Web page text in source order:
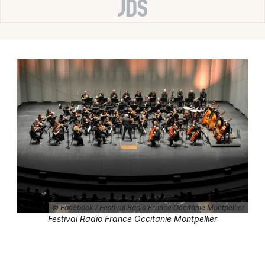
Festival dans l' Hérault
Festival en Occitanie
Newsletter des sorties
Artistes en tournée
Actus à Montpellier
Magazine à Montpellier
© Facebook / Festival Radio France Occitanie Montpellier
Festival Radio France Occitanie Montpellier